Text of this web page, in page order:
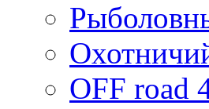
OFF road